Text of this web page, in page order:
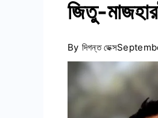
জিতু-
By দিগন্ত ডেক্স